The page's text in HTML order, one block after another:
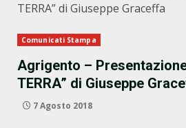
TERRA” di Giuseppe Graceffa
Comunicati Stampa
Agrigento –
TERRA” di Giuseppe
7 Agosto 2018